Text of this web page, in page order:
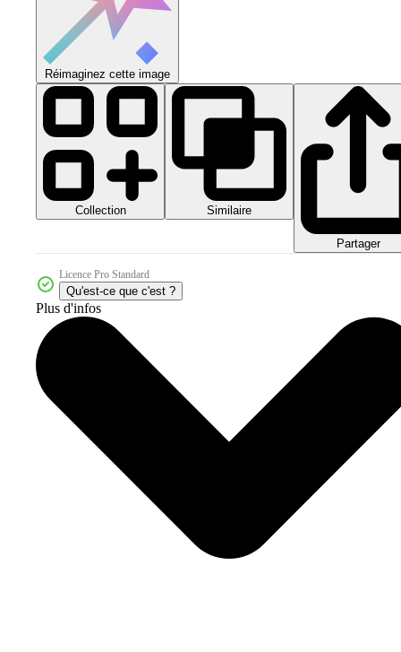
Réimaginez cette image
Collection Similaire
Partager
Licence Pro Standard
Qu'est-ce que c'est ?
Plus d'infos